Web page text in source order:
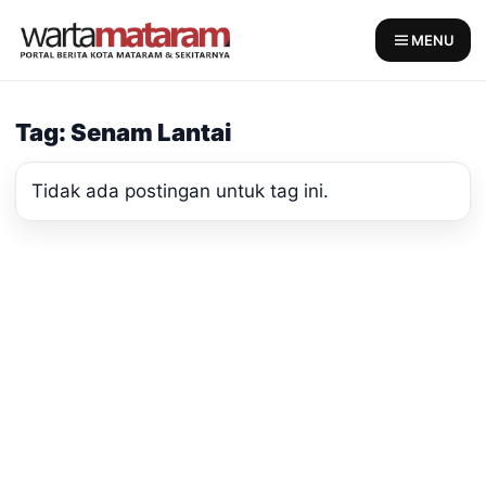
MENU
Tag: Senam Lantai
Tidak ada postingan untuk tag ini.